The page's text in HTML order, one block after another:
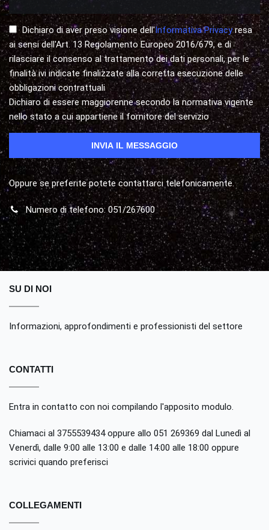
Dichiaro di aver preso visione dell'Informativa Privacyresa
ai sensi dell'Art. 13 Regolamento Europeo 2016/679, e di
rilasciare il consenso al trattamento dei dati personali, per le
finalità ivi indicate finalizzate alla corretta esecuzione delle
obbligazioni contrattuali
Dichiaro di essere maggiorenne secondo la normativa vigente
nello stato a cui appartiene il fornitore del servizio
Oppure se preferite potete contattarci telefonicamente.
Numero di telefono: 051/267600
SU DI NOI
Informazioni, approfondimenti e professionisti del settore
CONTATTI
Entra in contatto con noi compilando l'apposito modulo.
Chiamaci al 3755539434 oppure allo 051 269369 dal Lunedì al
Venerdì, dalle 9:00 alle 13:00 e dalle 14:00 alle 18:00 oppure
scrivici quando preferisci
COLLEGAMENTI